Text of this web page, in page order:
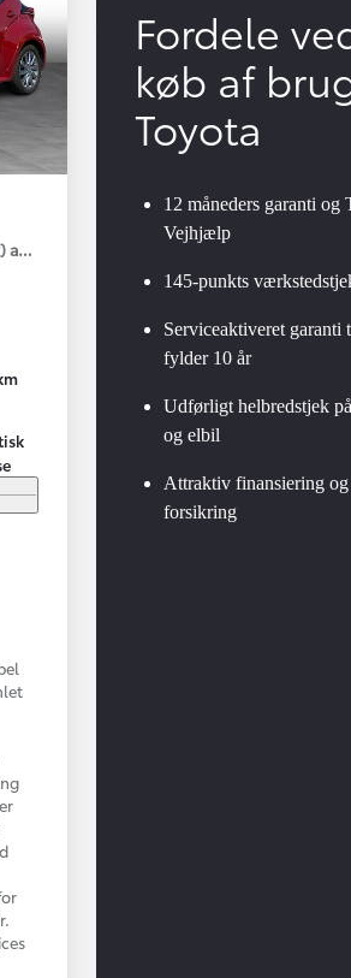
aut. gear Active - Technology
Fordele
køb af
Toyota
12 måneders garanti og
Vejhjælp
145-punkts
Serviceaktiveret garanti
fylder 10 år
Udførligt helbredstjek
og elbil
Attraktiv finansiering og
forsikring